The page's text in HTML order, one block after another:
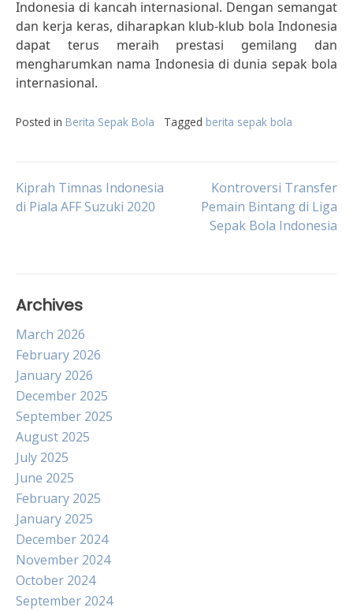
Indonesia di kancah internasional. Dengan semangat
dan kerja keras, diharapkan klub-klub bola Indonesia
dapat terus meraih prestasi gemilang dan
mengharumkan nama Indonesia di dunia sepak bola
internasional.
Posted in Berita Sepak Bola Tagged berita sepak bola
Post
Kiprah Timnas Indonesia
di Piala AFF Suzuki 2020
Kontroversi Transfer
Pemain Bintang di Liga
Sepak Bola Indonesia
Archives
March 2026
February 2026
January 2026
December 2025
September 2025
August 2025
July 2025
June 2025
February 2025
January 2025
December 2024
November 2024
October 2024
September 2024